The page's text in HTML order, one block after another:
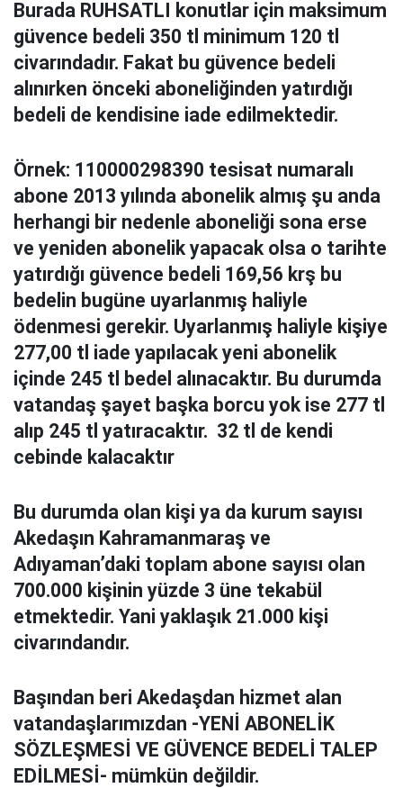
Burada RUHSATLI konutlar için maksimum
güvence bedeli 350 tl minimum 120 tl
civarındadır. Fakat bu güvence bedeli
alınırken önceki aboneliğinden yatırdığı
bedeli de kendisine iade edilmektedir.
Örnek: 110000298390 tesisat numaralı
abone 2013 yılında abonelik almış şu anda
herhangi bir nedenle aboneliği sona erse
ve yeniden abonelik yapacak olsa o tarihte
yatırdığı güvence bedeli 169,56 krş bu
bedelin bugüne uyarlanmış haliyle
ödenmesi gerekir. Uyarlanmış haliyle kişiye
277,00 tl iade yapılacak yeni abonelik
içinde 245 tl bedel alınacaktır. Bu durumda
vatandaş şayet başka borcu yok ise 277 tl
alıp 245 tl yatıracaktır. 32 tl de kendi
cebinde kalacaktır
Bu durumda olan kişi ya da kurum sayısı
Akedaşın Kahramanmaraş ve
Adıyaman’daki toplam abone sayısı olan
700.000 kişinin yüzde 3 üne tekabül
etmektedir. Yani yaklaşık 21.000 kişi
civarındandır.
Başından beri Akedaşdan hizmet alan
vatandaşlarımızdan -YENİ ABONELİK
SÖZLEŞMESİ VE GÜVENCE BEDELİ TALEP
EDİLMESİ- mümkün değildir.